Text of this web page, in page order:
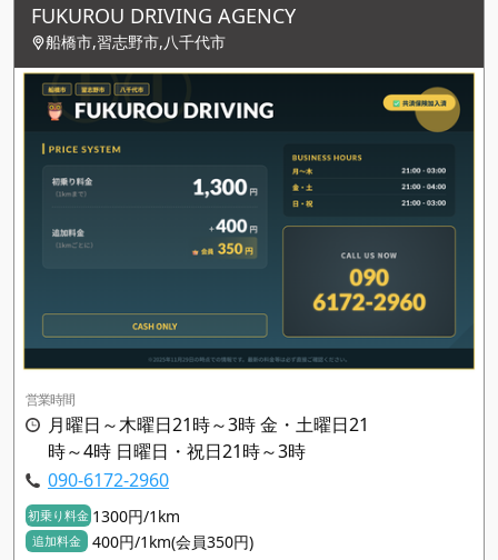
FUKUROU DRIVING AGENCY
船橋市,習志野市,八千代市
営業時間
月曜日～木曜日21時～3時 金・土曜日21
時～4時 日曜日・祝日21時～3時
090-6172-2960
初乗り料金 1300円/1km
追加料金 400円/1km(会員350円)